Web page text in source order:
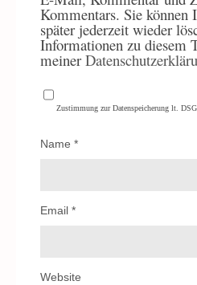
Kommentars. Sie können
später jederzeit wieder
Informationen zu diesem
meiner
Zustimmung zur Datenspeicherung lt.
Name *
Email *
Website